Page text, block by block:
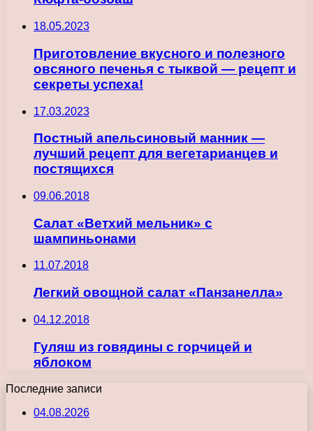
18.05.2023
Приготовление вкусного и полезного
овсяного печенья с тыквой — рецепт и
секреты успеха!
17.03.2023
Постный апельсиновый манник —
лучший рецепт для вегетарианцев и
постящихся
09.06.2018
Салат «Ветхий мельник» с
шампиньонами
11.07.2018
Легкий овощной салат «Панзанелла»
04.12.2018
Гуляш из говядины с горчицей и
яблоком
Последние записи
04.08.2026